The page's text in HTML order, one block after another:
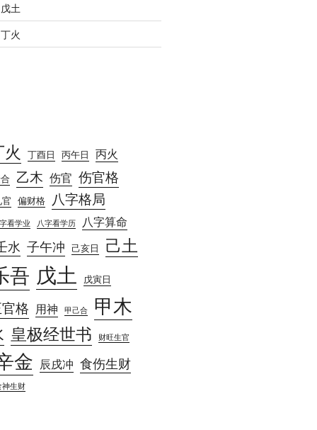
土
火
丁酉日 丙午日 丙火
乙木 伤官 伤官格
偏财格 八字格局
看学业 八字看学历 八字算命
水 子午冲 己亥日 己土
吾 戊土 戊寅日
格 用神 甲己合 甲木
皇极经世书 财旺生官
金 辰戌冲 食伤生财
神生财